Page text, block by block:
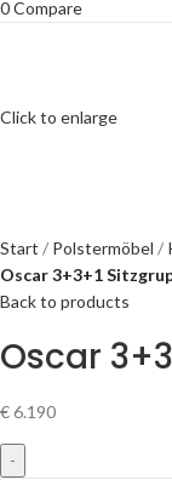
0Compare
Click to enlarge
Start Polstermöbel
Oscar 3+3+1
Back to products
Oscar
€6.190